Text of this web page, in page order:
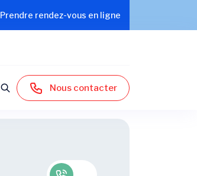
Prendre rendez-vous en ligne
Nous contacter